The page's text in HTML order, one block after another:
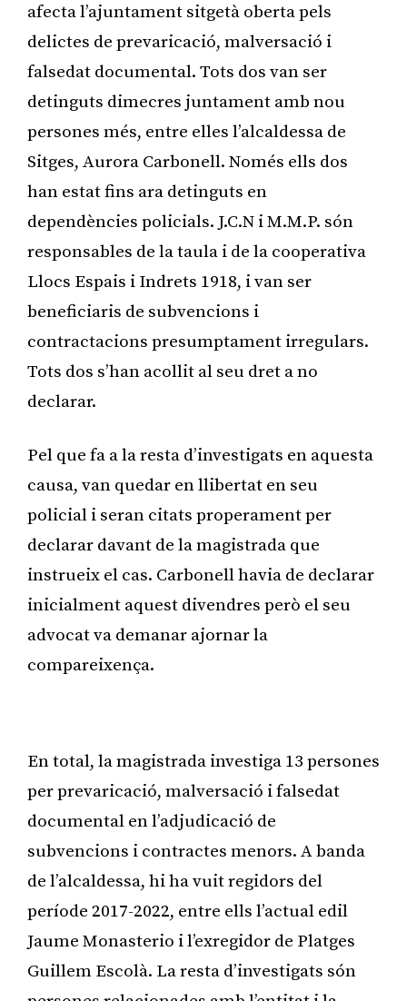
afecta l’ajuntament sitgetà oberta pels
delictes de prevaricació, malversació i
falsedat documental. Tots dos van ser
detinguts dimecres juntament amb nou
persones més, entre elles l’alcaldessa de
Sitges, Aurora Carbonell. Només ells dos
han estat fins ara detinguts en
dependències policials. J.C.N i M.M.P. són
responsables de la taula i de la cooperativa
Llocs Espais i Indrets 1918, i van ser
beneficiaris de subvencions i
contractacions presumptament irregulars.
Tots dos s’han acollit al seu dret a no
declarar.
Pel que fa a la resta d’investigats en aquesta
causa, van quedar en llibertat en seu
policial i seran citats properament per
declarar davant de la magistrada que
instrueix el cas. Carbonell havia de declarar
inicialment aquest divendres però el seu
advocat va demanar ajornar la
compareixença.
En total, la magistrada investiga 13 persones
per prevaricació, malversació i falsedat
documental en l’adjudicació de
subvencions i contractes menors. A banda
de l’alcaldessa, hi ha vuit regidors del
període 2017-2022, entre ells l’actual edil
Jaume Monasterio i l’exregidor de Platges
Guillem Escolà. La resta d’investigats són